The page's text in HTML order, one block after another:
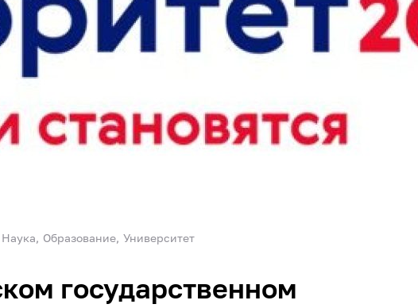
Наука Образование Университет
государственном